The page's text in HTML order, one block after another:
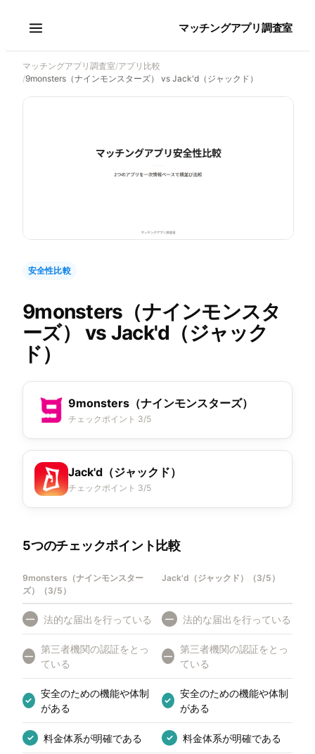
マッチングアプリ調査室
マッチングアプリ調査室/アプリ比較
/9monsters（ナインモンスターズ） vs Jack'd（ジャックド）
安全性比較
9monsters（ナインモンスタ
ーズ）
vs Jack'd（ジャック
ド）
9monsters（ナインモンスターズ）
チェックポイント 3/5
Jack'd（ジャックド）
チェックポイント 3/5
5つのチェックポイント比較
9monsters（ナインモンスター
ズ）
（3/5 ）
Jack'd（ジャックド） （3/5 ）
— 法的な届出を行っている — 法的な届出を行っている
—
第三者機関の認証をとっ
ている
—
第三者機関の認証をとっ
ている
✓
安全のための機能や体制
がある
✓
安全のための機能や体制
がある
✓ 料金体系が明確である ✓ 料金体系が明確である